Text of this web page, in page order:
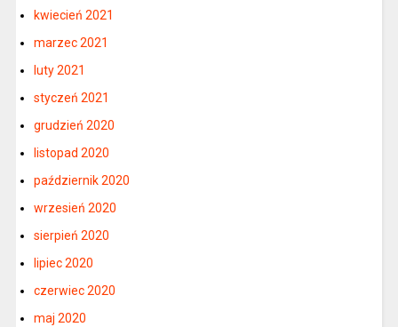
kwiecień 2021
marzec 2021
luty 2021
styczeń 2021
grudzień 2020
listopad 2020
październik 2020
wrzesień 2020
sierpień 2020
lipiec 2020
czerwiec 2020
maj 2020